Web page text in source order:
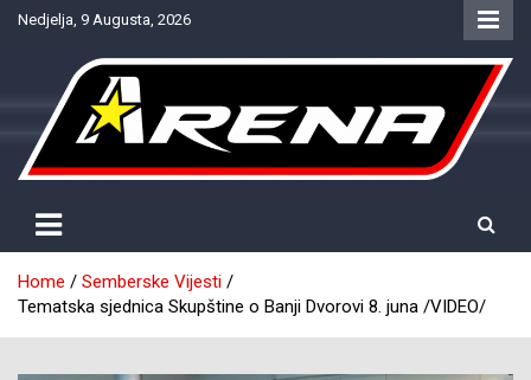
SkipNedjelja, 9 Augusta, 2026
NTV Arena
Home
Semberske Vijesti
Tematska sjednica Skupštine o Banji Dvorovi 8. juna /VIDEO/